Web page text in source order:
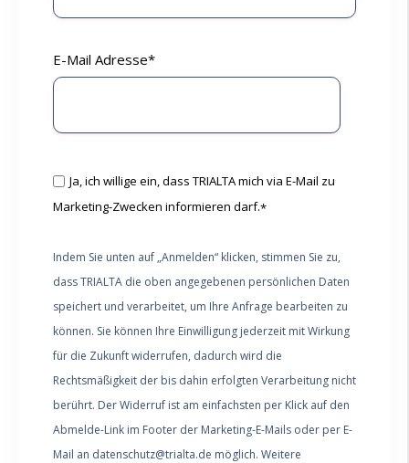
E-Mail Adresse*
Ja, ich willige ein, dass TRIALTA mich via E-Mail zu
Marketing-Zwecken informieren darf.*
Indem Sie unten auf „Anmelden“ klicken, stimmen Sie zu,
dass TRIALTA die oben angegebenen persönlichen Daten
speichert und verarbeitet, um Ihre Anfrage bearbeiten zu
können. Sie können Ihre Einwilligung jederzeit mit Wirkung
für die Zukunft widerrufen, dadurch wird die
Rechtsmäßigkeit der bis dahin erfolgten Verarbeitung nicht
berührt. Der Widerruf ist am einfachsten per Klick auf den
Abmelde-Link im Footer der Marketing-E-Mails oder per E-
Mail an datenschutz@trialta.de möglich. Weitere